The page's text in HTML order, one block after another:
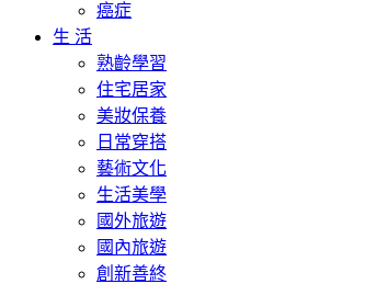
癌症
生 活
熟齡學習
住宅居家
美妝保養
日常穿搭
藝術文化
生活美學
國外旅遊
國內旅遊
創新善終